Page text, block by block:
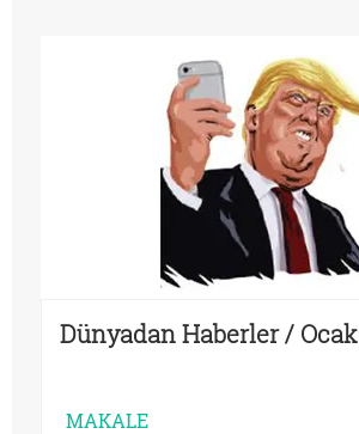
Dünyadan Haberler / Ocak
MAKALE